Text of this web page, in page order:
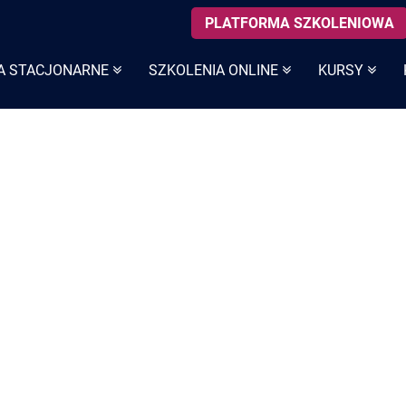
STACJONARNE SZKOLENIA ONLINE KURSY
PLATFORMA SZKOLENIOWA